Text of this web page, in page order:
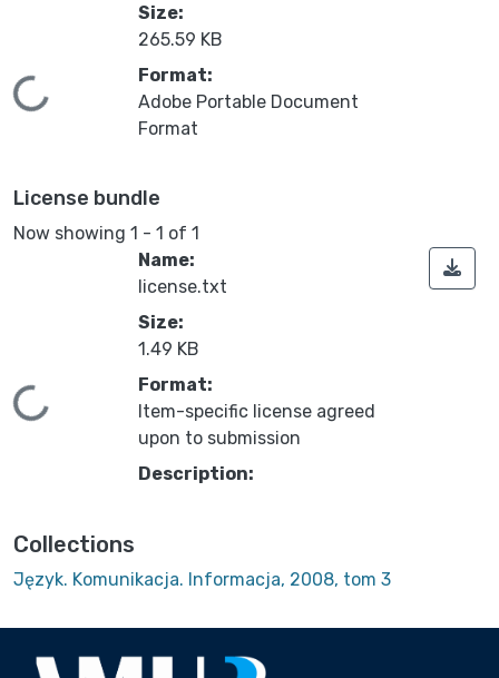
Loading...
Size:
265.59 KB
Format:
Adobe Portable Document
Format
License bundle
Now showing 1 - 1 of 1
Loading...
Name:
license.txt
Size:
1.49 KB
Format:
Item-specific license agreed
upon to submission
Description:
Collections
Język. Komunikacja. Informacja, 2008, tom 3